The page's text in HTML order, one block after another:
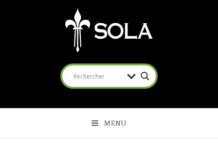
SOLA
Coalition pour l'Évangile
MENU